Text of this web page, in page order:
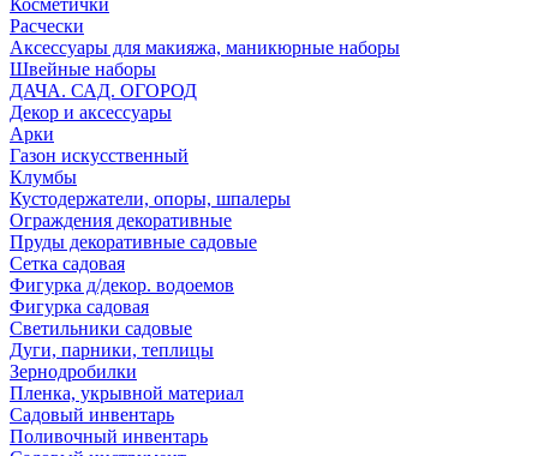
Косметички
Расчески
Аксессуары для макияжа, маникюрные наборы
Швейные наборы
ДАЧА. САД. ОГОРОД
Декор и аксессуары
Арки
Газон искусственный
Клумбы
Кустодержатели, опоры, шпалеры
Ограждения декоративные
Пруды декоративные садовые
Сетка садовая
Фигурка д/декор. водоемов
Фигурка садовая
Светильники садовые
Дуги, парники, теплицы
Зернодробилки
Пленка, укрывной материал
Садовый инвентарь
Поливочный инвентарь